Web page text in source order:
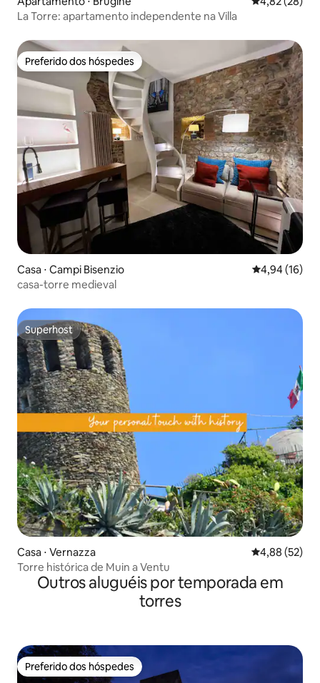
La Torre: apartamento independente na Villa
Preferido dos hóspedes
Preferido dos hóspedes
Casa ⋅ Campi Bisenzio 4,94 de uma
4,94 (16)
casa-torre medieval
Superhost
Superhost
Casa ⋅ Vernazza 4,88 de uma
4,88 (52)
Torre histórica de Muin a Ventu
Outros aluguéis por temporada em
torres
Preferido dos hóspedes
Preferido dos hóspedes